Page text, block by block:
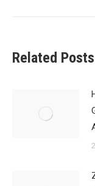
Related Posts